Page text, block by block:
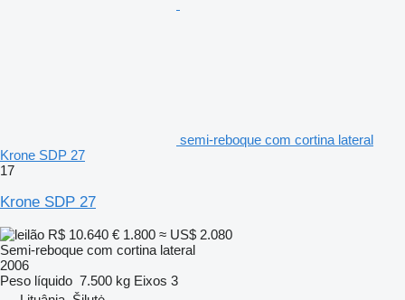
semi-reboque com cortina lateral
Krone SDP 27
17
Krone SDP 27
R$ 10.640 € 1.800 ≈ US$ 2.080
Semi-reboque com cortina lateral
2006
Peso líquido 7.500 kg Eixos 3